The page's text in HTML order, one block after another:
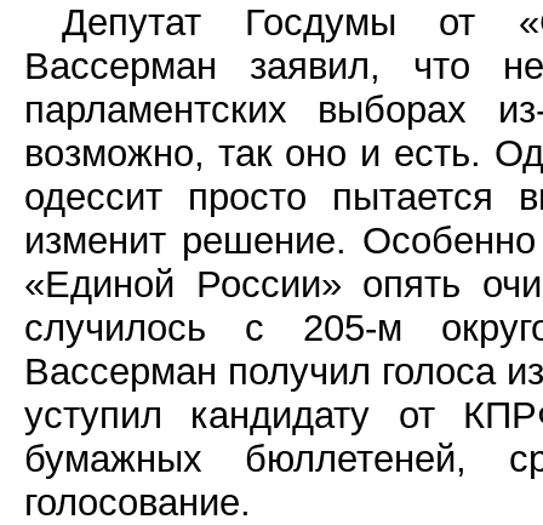
Депутат Госдумы от
Вассерман заявил, что
парламентских выборах
возможно, так оно и есть.
одессит просто пытается
изменит решение.
«Единой России» опять
случилось с 205-м
Вассерман получил голоса
уступил кандидату от
бумажных бюллетеней,
голосование.